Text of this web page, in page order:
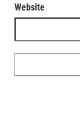
Website